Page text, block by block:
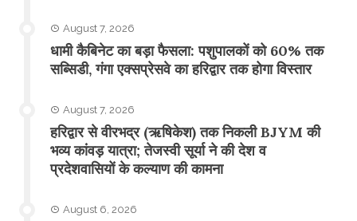
August 7, 2026
​धामी कैबिनेट का बड़ा फैसला: पशुपालकों को 60% तक
सब्सिडी, गंगा एक्सप्रेसवे का हरिद्वार तक होगा विस्तार
August 7, 2026
​हरिद्वार से वीरभद्र (ऋषिकेश) तक निकली BJYM की
भव्य कांवड़ यात्रा; तेजस्वी सूर्या ने की देश व
प्रदेशवासियों के कल्याण की कामना
August 6, 2026